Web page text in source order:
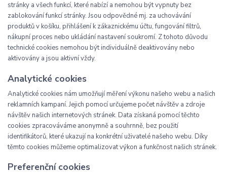
stránky a všech funkcí, které nabízí a nemohou být vypnuty bez
zablokování funkcí stránky. Jsou odpovědné mj. za uchovávání
produktů v košíku, přihlášení k zákaznickému účtu, fungování filtrů,
nákupní proces nebo ukládání nastavení soukromí. Z tohoto důvodu
technické cookies nemohou být individuálně deaktivovány nebo
aktivovány a jsou aktivní vždy.
Analytické cookies
Analytické cookies nám umožňují měření výkonu našeho webu a našich
reklamních kampaní. Jejich pomocí určujeme počet návštěv a zdroje
návštěv našich internetových stránek. Data získaná pomocí těchto
cookies zpracováváme anonymně a souhrnně, bez použití
identifikátorů, které ukazují na konkrétní uživatelé našeho webu. Díky
těmto cookies můžeme optimalizovat výkon a funkčnost našich stránek.
Preferenční cookies